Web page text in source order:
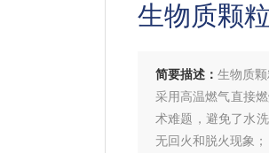
生物质颗
简要描述： 生物质
采用高温燃气直接
术难题，避免了水
无回火和脱火现象；